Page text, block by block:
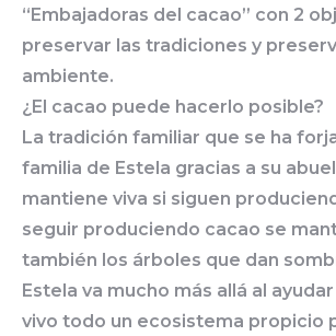
“Embajadoras del cacao” con 2
preservar las tradiciones y
ambiente.
¿El cacao puede hacerlo posible?
La tradición familiar que se ha
familia de Estela gracias a su
mantiene viva si siguen
seguir produciendo cacao se
también los árboles que dan
Estela va mucho más allá al
vivo todo un ecosistema propicio